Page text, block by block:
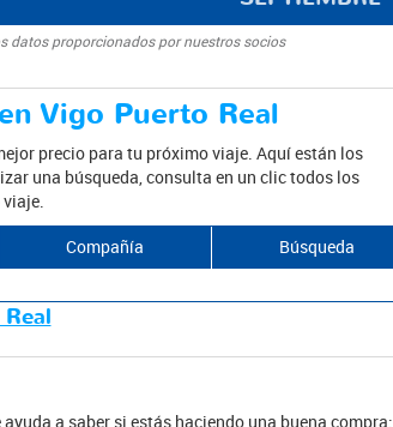
datos proporcionados por nuestros socios
Vigo Puerto Real
precio para tu próximo viaje. Aquí están los
una búsqueda, consulta en un clic todos los
Compañía Búsqueda
ayuda a saber si estás haciendo una buena compra: